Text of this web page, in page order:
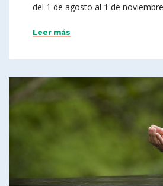
del 1 de agosto al 1 de
Leer más